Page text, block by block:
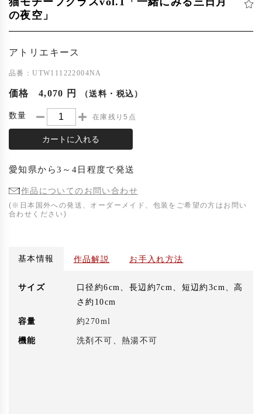
の夜空」
アトリエキース
品番：UTW111222004NA
価格 4,070 円 （送料・税込）
数量 在庫残り5点
カートに入れる
愛知県から3～4日程度で発送
作品についてのお問い合わせ
(※日本国外への発送、オーダーメイド、包装をご希望の方はお問い
合わせください)
基本情報 作品解説 お手入れ方法
サイズ
口径約6cm、長辺約7cm、短辺約3cm、高
さ約10cm
容量 約270ml
機能 洗剤不可、熱湯不可